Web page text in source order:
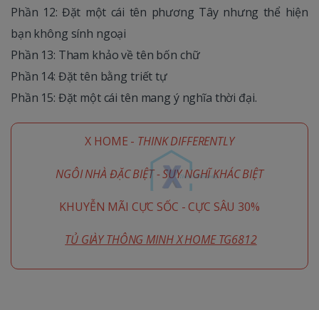
Phần 12: Đặt một cái tên phương Tây nhưng thể hiện
bạn không sính ngoại
Phần 13: Tham khảo về tên bốn chữ
Phần 14: Đặt tên bằng triết tự
Phần 15: Đặt một cái tên mang ý nghĩa thời đại.
X HOME - THINK DIFFERENTLY
NGÔI NHÀ ĐẶC BIỆT - SUY NGHĨ KHÁC BIỆT
KHUYỄN MÃI CỰC SỐC - CỰC SÂU 30%
TỦ GIÀY THÔNG MINH X HOME TG6812